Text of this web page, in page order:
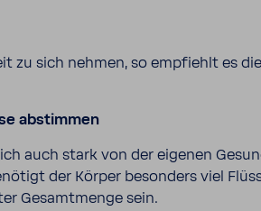
zu sich nehmen, so empfiehlt es
abstimmen
auch stark von der eigenen
der Körper beson­ders viel
Gesamt­menge sein.